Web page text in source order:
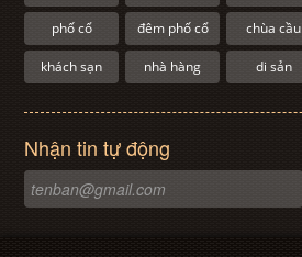
phố cổ đêm phố cổ chùa cầu
khách sạn nhà hàng di sản
Nhận tin tự động